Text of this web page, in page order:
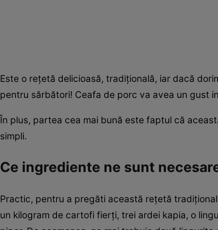
Este o rețetă delicioasă, tradițională, iar dacă
pentru sărbători! Ceafa de porc va avea un gust
În plus, partea cea mai bună este faptul că
simpli.
Ce ingrediente ne sunt
Practic, pentru a pregăti această rețetă
un kilogram de cartofi fierți, trei ardei kapia, o